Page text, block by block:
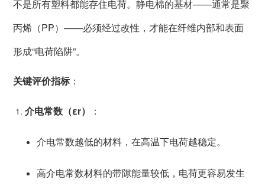
不是所有塑料都能存住电荷。静电棉的基材——通常是聚
丙烯（PP）——必须经过改性，才能在纤维内部和表面
形成“电荷陷阱”。
关键评价指标：
介电常数（εr） ：
介电常数越低的材料，在高温下电荷越稳定。
高介电常数材料的带隙能量较低，电荷更容易发生